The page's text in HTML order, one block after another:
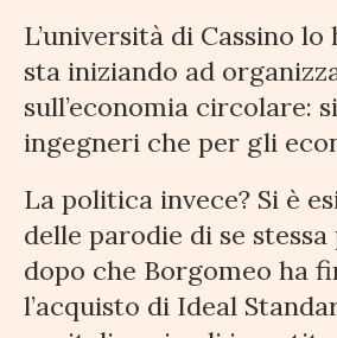
L’università di Cassino lo
sta iniziando ad
sull’economia circolare:
ingegneri che per gli
La politica invece? Si è
delle parodie di se
dopo che Borgomeo ha
l’acquisto di Ideal